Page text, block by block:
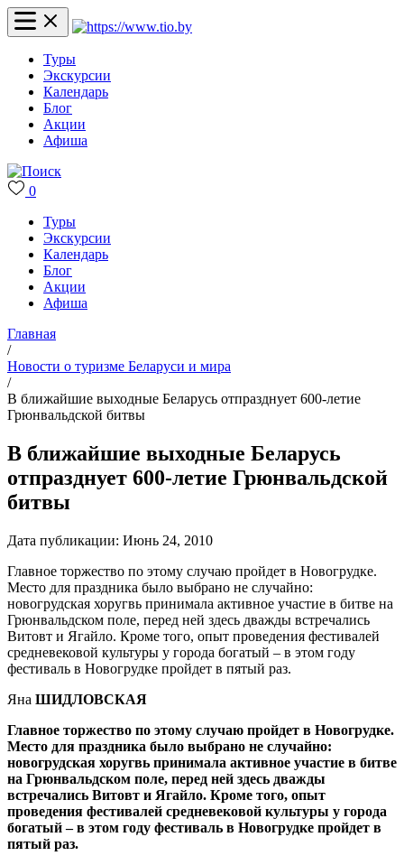
Туры
Экскурсии
Календарь
Блог
Акции
Афиша
0
Туры
Экскурсии
Календарь
Блог
Акции
Афиша
Главная
/
Новости о туризме Беларуси и мира
/
В ближайшие выходные Беларусь отпразднует 600-летие
Грюнвальдской битвы
В ближайшие выходные Беларусь
отпразднует 600-летие Грюнвальдской
битвы
Дата публикации: Июнь 24, 2010
Главное торжество по этому случаю пройдет в Новогрудке.
Место для праздника было выбрано не случайно:
новогрудская хоругвь принимала активное участие в битве на
Грюнвальдском поле, перед ней здесь дважды встречались
Витовт и Ягайло. Кроме того, опыт проведения фестивалей
средневековой культуры у города богатый – в этом году
фестиваль в Новогрудке пройдет в пятый раз.
Яна ШИДЛОВСКАЯ
Главное торжество по этому случаю пройдет в Новогрудке.
Место для праздника было выбрано не случайно:
новогрудская хоругвь принимала активное участие в битве
на Грюнвальдском поле, перед ней здесь дважды
встречались Витовт и Ягайло. Кроме того, опыт
проведения фестивалей средневековой культуры у города
богатый – в этом году фестиваль в Новогрудке пройдет в
пятый раз.